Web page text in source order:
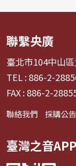
聯繫央廣
臺北市104中山
TEL : 886-2-
FAX : 886-2-
聯絡我們 採購公告
臺灣之音APP